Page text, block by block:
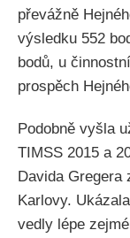
převážně
výsledku 552
bodů, u
prospěch
Podobně vyšla
TIMSS 2015 a
Davida Gregera
Karlovy.
vedly lépe